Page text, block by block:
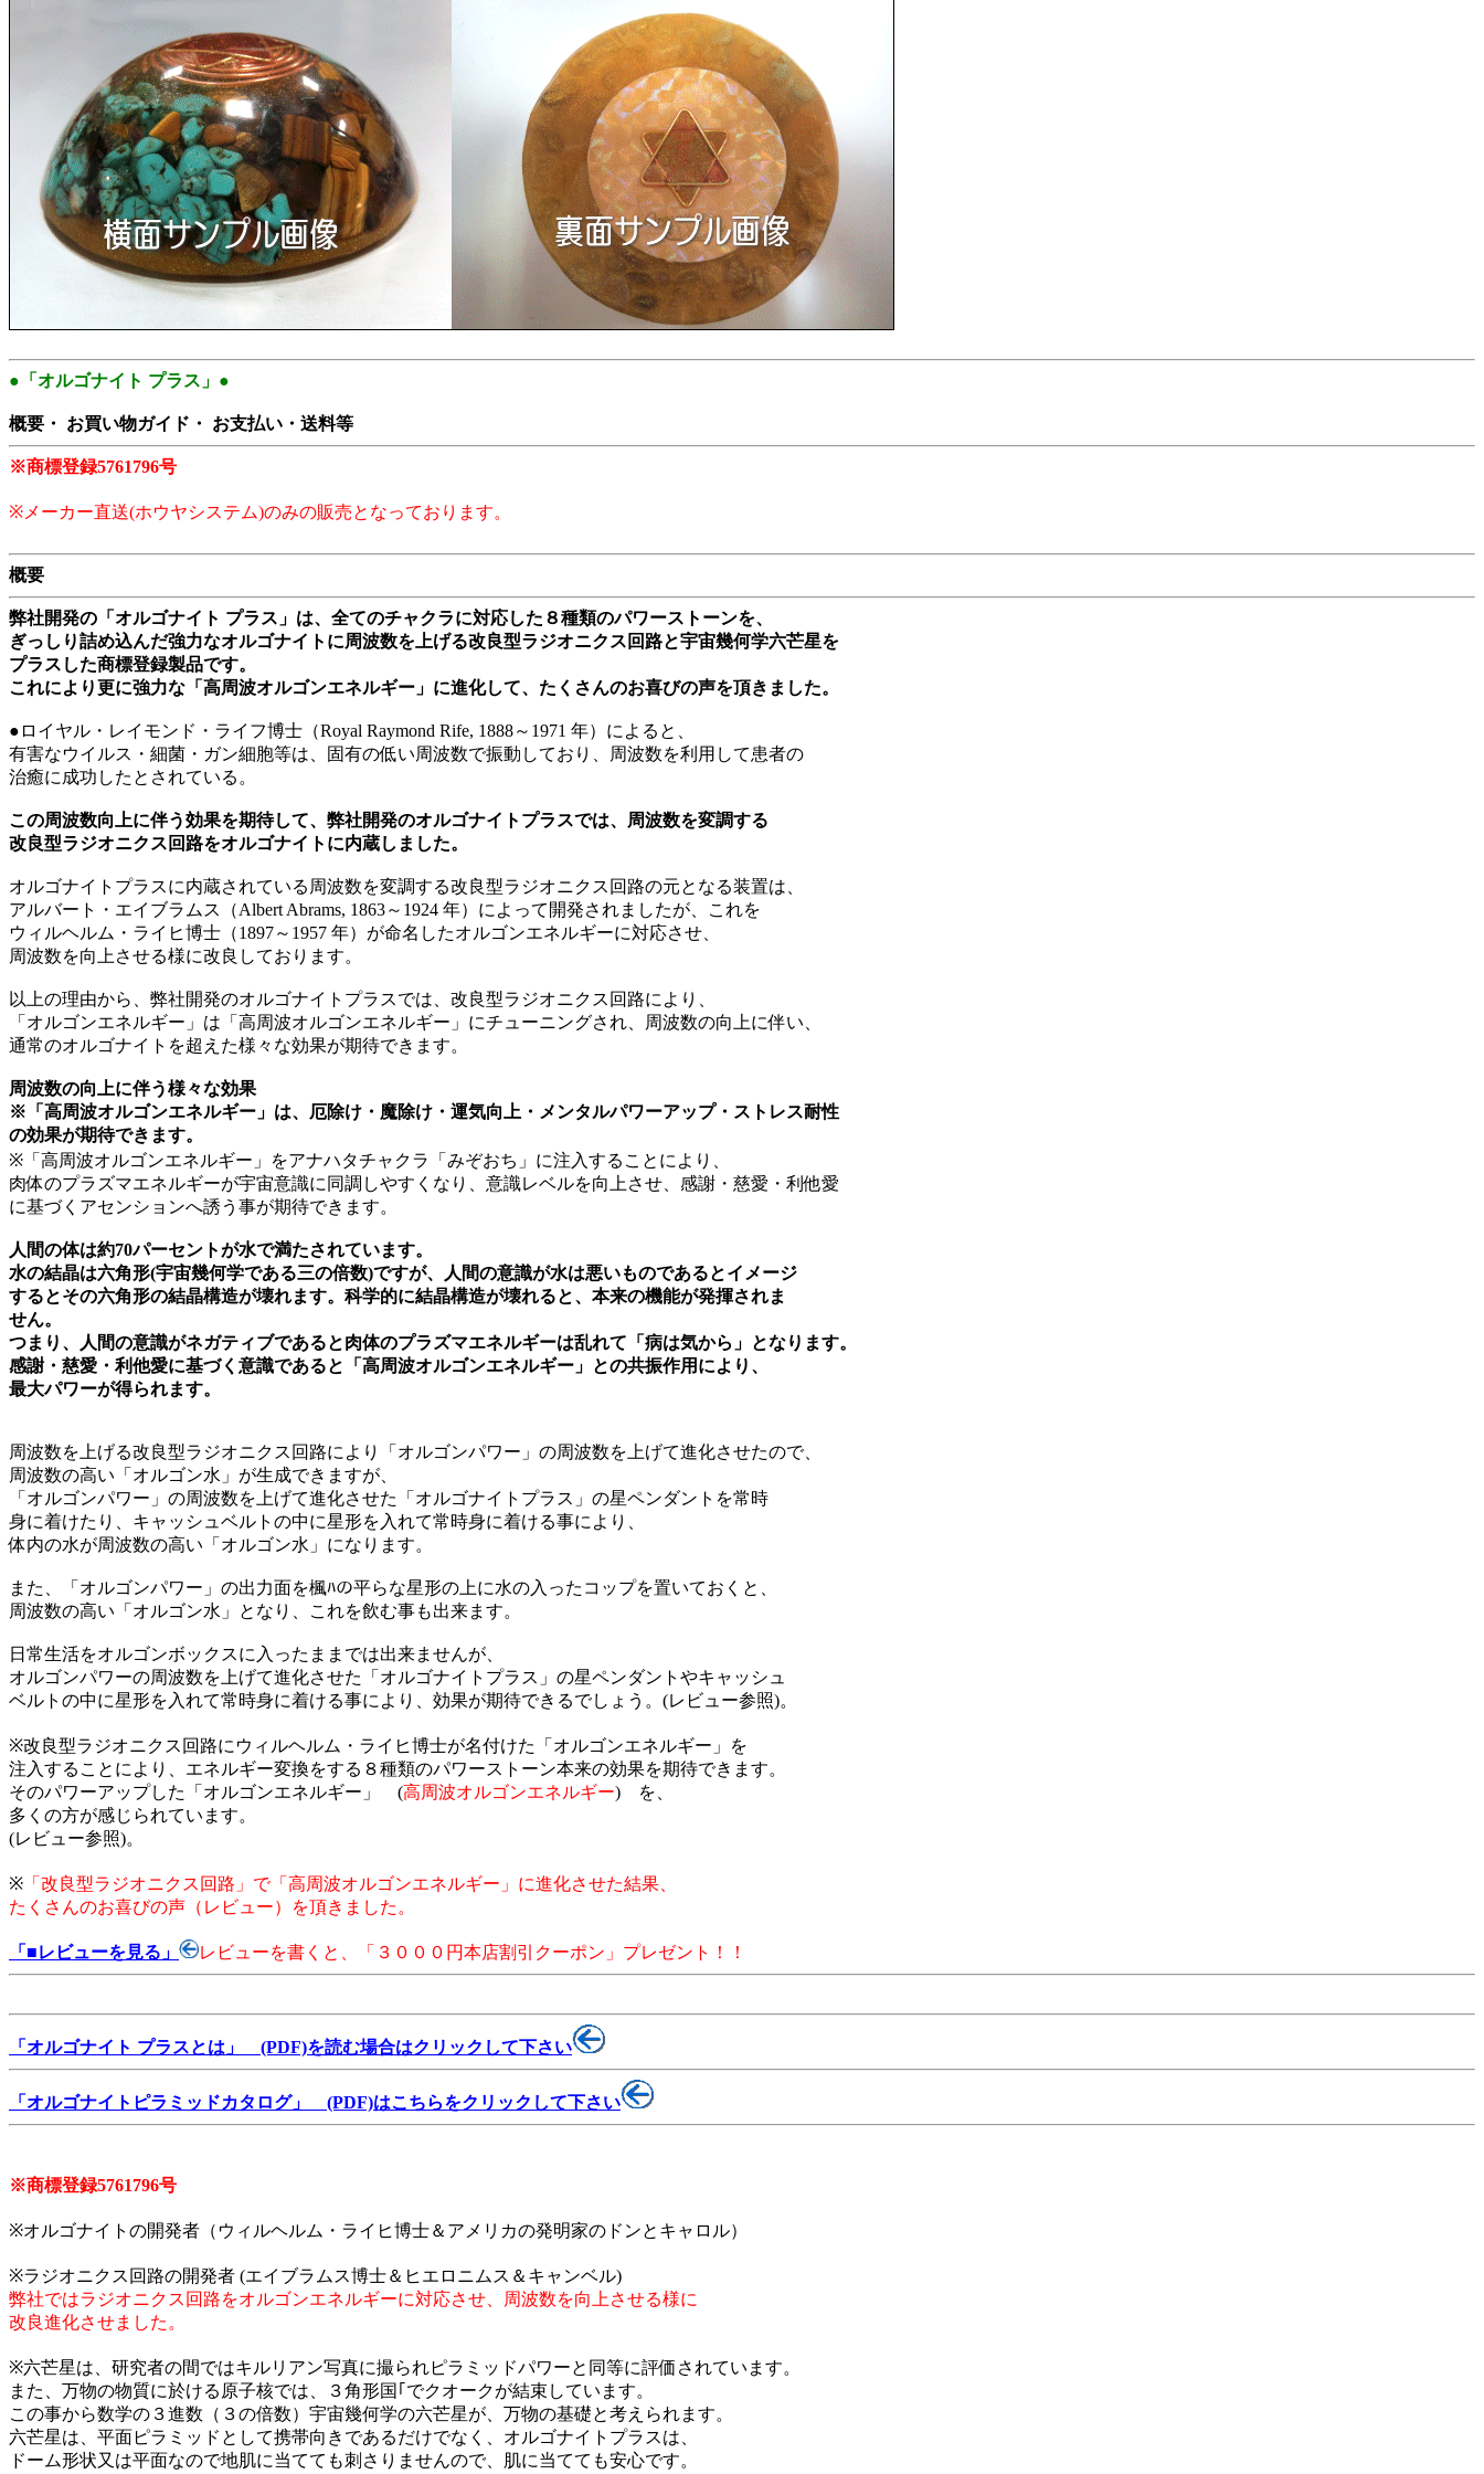
●「オルゴナイト プラス」●
概要・ お買い物ガイド・ お支払い・送料等
※商標登録5761796号
※メーカー直送(ホウヤシステム)のみの販売となっております。
概要
弊社開発の「オルゴナイト プラス」は、全てのチャクラに対応した８種類のパワーストーンを、
ぎっしり詰め込んだ強力なオルゴナイトに周波数を上げる改良型ラジオニクス回路と宇宙幾何学六芒星を
プラスした商標登録製品です。
これにより更に強力な「高周波オルゴンエネルギー」に進化して、たくさんのお喜びの声を頂きました。
●ロイヤル・レイモンド・ライフ博士（Royal Raymond Rife, 1888～1971 年）によると、
有害なウイルス・細菌・ガン細胞等は、固有の低い周波数で振動しており、周波数を利用して患者の
治癒に成功したとされている。
この周波数向上に伴う効果を期待して、弊社開発のオルゴナイトプラスでは、周波数を変調する
改良型ラジオニクス回路をオルゴナイトに内蔵しました。
オルゴナイトプラスに内蔵されている周波数を変調する改良型ラジオニクス回路の元となる装置は、
アルバート・エイブラムス（Albert Abrams, 1863～1924 年）によって開発されましたが、これを
ウィルヘルム・ライヒ博士（1897～1957 年）が命名したオルゴンエネルギーに対応させ、
周波数を向上させる様に改良しております。
以上の理由から、弊社開発のオルゴナイトプラスでは、改良型ラジオニクス回路により、
「オルゴンエネルギー」は「高周波オルゴンエネルギー」にチューニングされ、周波数の向上に伴い、
通常のオルゴナイトを超えた様々な効果が期待できます。
周波数の向上に伴う様々な効果
※「高周波オルゴンエネルギー」は、厄除け・魔除け・運気向上・メンタルパワーアップ・ストレス耐性
の効果が期待できます。
※「高周波オルゴンエネルギー」をアナハタチャクラ「みぞおち」に注入することにより、
肉体のプラズマエネルギーが宇宙意識に同調しやすくなり、意識レベルを向上させ、感謝・慈愛・利他愛
に基づくアセンションへ誘う事が期待できます。
人間の体は約70パーセントが水で満たされています。
水の結晶は六角形(宇宙幾何学である三の倍数)ですが、人間の意識が水は悪いものであるとイメージ
するとその六角形の結晶構造が壊れます。科学的に結晶構造が壊れると、本来の機能が発揮されま
せん。
つまり、人間の意識がネガティブであると肉体のプラズマエネルギーは乱れて「病は気から」となります。
感謝・慈愛・利他愛に基づく意識であると「高周波オルゴンエネルギー」との共振作用により、
最大パワーが得られます。
周波数を上げる改良型ラジオニクス回路により「オルゴンパワー」の周波数を上げて進化させたので、
周波数の高い「オルゴン水」が生成できますが、
「オルゴンパワー」の周波数を上げて進化させた「オルゴナイトプラス」の星ペンダントを常時
身に着けたり、キャッシュベルトの中に星形を入れて常時身に着ける事により、
体内の水が周波数の高い「オルゴン水」になります。
また、「オルゴンパワー」の出力面を楓ﾊの平らな星形の上に水の入ったコップを置いておくと、
周波数の高い「オルゴン水」となり、これを飲む事も出来ます。
日常生活をオルゴンボックスに入ったままでは出来ませんが、
オルゴンパワーの周波数を上げて進化させた「オルゴナイトプラス」の星ペンダントやキャッシュ
ベルトの中に星形を入れて常時身に着ける事により、効果が期待できるでしょう。(レビュー参照)。
※改良型ラジオニクス回路にウィルヘルム・ライヒ博士が名付けた「オルゴンエネルギー」を
注入することにより、エネルギー変換をする８種類のパワーストーン本来の効果を期待できます。
そのパワーアップした「オルゴンエネルギー」 (高周波オルゴンエネルギー) を、
多くの方が感じられています。
(レビュー参照)。
※ 「改良型ラジオニクス回路」で「高周波オルゴンエネルギー」に進化させた結果、
たくさんのお喜びの声（レビュー）を頂きました。
「■レビューを見る」 レビューを書くと、「３０００円本店割引クーポン」プレゼント！！
「オルゴナイト プラスとは」 (PDF)を読む場合はクリックして下さい
「オルゴナイトピラミッドカタログ」 (PDF)はこちらをクリックして下さい
※商標登録5761796号
※オルゴナイトの開発者（ウィルヘルム・ライヒ博士＆アメリカの発明家のドンとキャロル）
※ラジオニクス回路の開発者 (エイブラムス博士＆ヒエロニムス＆キャンベル)
弊社ではラジオニクス回路をオルゴンエネルギーに対応させ、周波数を向上させる様に
改良進化させました。
※六芒星は、研究者の間ではキルリアン写真に撮られピラミッドパワーと同等に評価されています。
また、万物の物質に於ける原子核では、３角形国｢でクオークが結束しています。
この事から数学の３進数（３の倍数）宇宙幾何学の六芒星が、万物の基礎と考えられます。
六芒星は、平面ピラミッドとして携帯向きであるだけでなく、オルゴナイトプラスは、
ドーム形状又は平面なので地肌に当てても刺さりませんので、肌に当てても安心です。